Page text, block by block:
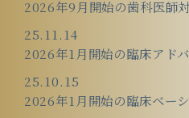
2026年9月開始の歯科医師対象コ
25.11.14
2026年1月開始の臨床アドバンスコース
25.10.15
2026年1月開始の臨床ベーシックコース